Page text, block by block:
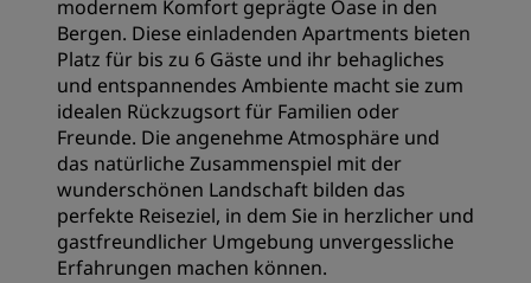
modernem Komfort geprägte Oase in den
Bergen. Diese einladenden Apartments bieten
Platz für bis zu 6 Gäste und ihr behagliches
und entspannendes Ambiente macht sie zum
idealen Rückzugsort für Familien oder
Freunde. Die angenehme Atmosphäre und
das natürliche Zusammenspiel mit der
wunderschönen Landschaft bilden das
perfekte Reiseziel, in dem Sie in herzlicher und
gastfreundlicher Umgebung unvergessliche
Erfahrungen machen können.